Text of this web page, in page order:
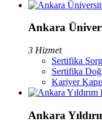
Ankara
3 Hizmet
Sertifika
Sertifika
Kariyer
Ankara